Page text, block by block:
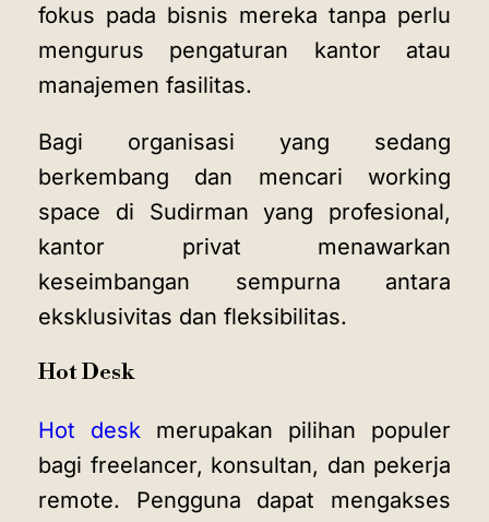
fokus pada bisnis mereka tanpa perlu
mengurus pengaturan kantor atau
manajemen fasilitas.
Bagi organisasi yang sedang
berkembang dan mencari working
space di Sudirman yang profesional,
kantor privat menawarkan
keseimbangan sempurna antara
eksklusivitas dan fleksibilitas.
Hot Desk
Hot desk merupakan pilihan populer
bagi freelancer, konsultan, dan pekerja
remote. Pengguna dapat mengakses